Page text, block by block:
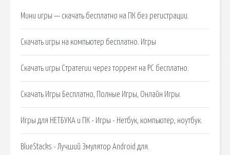
Мини игры — скачать бесплатно на ПК без регистрации.
Скачать игры на компьютер бесплатно. Игры
Скачать игры Стратегии через торрент на PC бесплатно.
Скачать Игры Бесплатно, Полные Игры, Онлайн Игры.
Игры для НЕТБУКА и ПК - Игры - Нетбук, компьютер, ноутбук.
BlueStacks - Лучший Эмулятор Android для.